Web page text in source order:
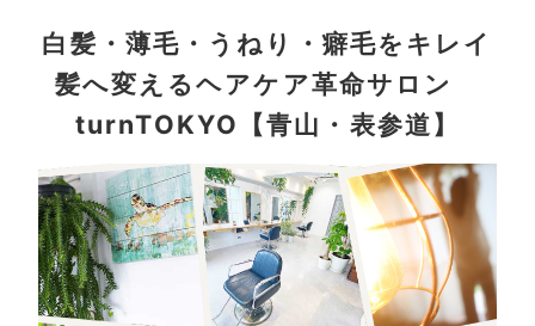
白髪・薄毛・うねり・癖毛をキレイ
髪へ変えるヘアケア革命サロン
turnTOKYO【青山・表参道】